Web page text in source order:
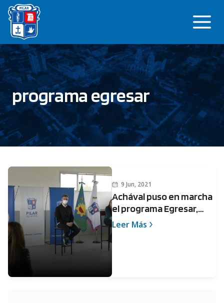
Saltar
contenido
programa egresar
9 Jun, 2021
Achával puso en marcha
el programa Egresar,
para que los jóvenes
Leer Más